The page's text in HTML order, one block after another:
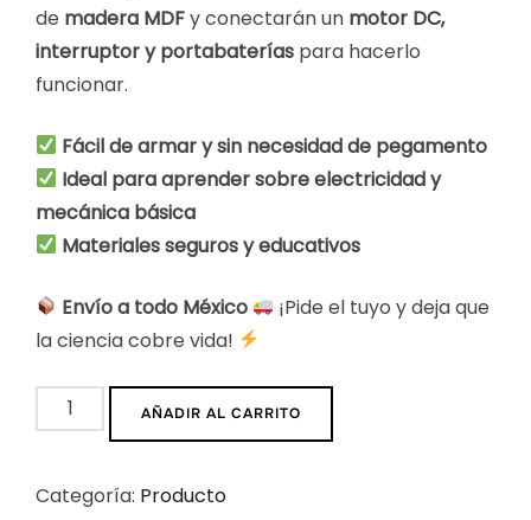
de madera MDFy conectarán un motor DC,
interruptor y portabaterías para hacerlo
funcionar.
Fácil de armar y sin necesidad de pegamento
Ideal para aprender sobre electricidad y
mecánica básica
Materiales seguros y educativos
Envío a todo México
¡Pide el tuyo y deja que
la ciencia cobre vida!
Educativo
Ventilador
AÑADIR AL CARRITO
Categoría: Producto